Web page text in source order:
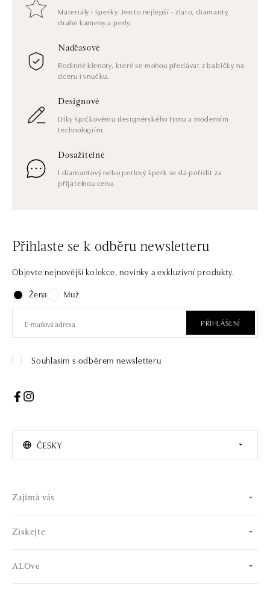
Materiály i šperky. Jen to nejlepší - zlato, diamanty,
drahé kameny a perly.
Nadčasové
Rodinné klenoty, které se mohou předávat z babičky na
dceru i vnučku.
Designové
Díky špičkovému designérského týmu a moderním
technologiím.
Dosažitelné
I diamantový nebo perlový šperk se dá pořídit za
přijatelnou cenu.
Přihlaste se k odběru newsletteru
Objevte nejnovější kolekce, novinky a exkluzivní produkty.
Žena
Muž
PŘIHLÁŠENÍ
Souhlasím s odběrem newsletteru
ČESKY
Zajímá vás
Získejte
ALOve